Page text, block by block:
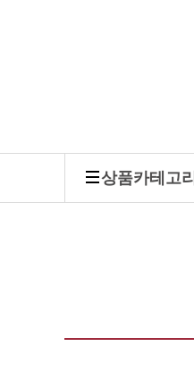
상품카테고리